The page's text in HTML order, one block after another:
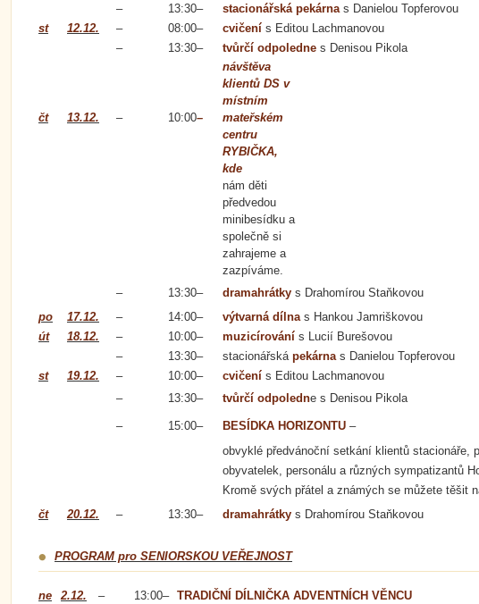
–
13:30– stacionářská pekárnas Danielou Topferovou
st
12.12. – 08:00– cvičení s Editou Lachmanovou
–
13:30– tvůrčí odpoledne s Denisou Pikola
čt 13.12. – 10:00–
návštěva
klientů DS v
místním
mateřském
centru
RYBIČKA,
kde
nám děti
předvedou
minibesídku a
společně si
zahrajeme a
zazpíváme.
–
13:30– dramahrátky s Drahomírou Staňkovou
po
17.12. – 14:00– výtvarná dílna s Hankou Jamriškovou
út
18.12. – 10:00– muzicírování s Lucií Burešovou
–
13:30– stacionářská pekárna s Danielou Topferovou
st
19.12. – 10:00– cvičení s Editou Lachmanovou
–
13:30– tvůrčí odpoledne s Denisou Pikola
– 15:00– BESÍDKA HORIZONTU –
obvyklé předvánoční setkání klientů stacionáře,
obyvatelek, personálu a různých sympatizantů
Kromě svých přátel a známých se můžete těšit
čt
20.12. – 13:30– dramahrátky s Drahomírou Staňkovou
PROGRAM pro SENIORSKOU VEŘEJNOST
ne 2.12. – 13:00– TRADIČNÍ DÍLNIČKA ADVENTNÍCH VĚNCU